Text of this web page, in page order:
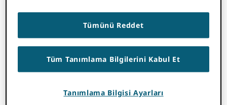
kullanılabilecek bir iş akışını açıklamaktadır.
Temel
Avantajlar
Tümünü Reddet
Tüm Tanımlama Bilgilerini Kabul Et
Tanımlama Bilgisi Ayarları